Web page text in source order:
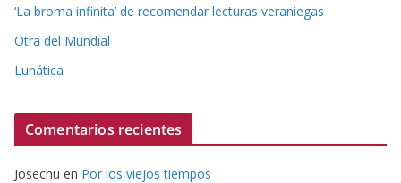
‘La broma infinita’ de recomendar lecturas veraniegas
Otra del Mundial
Lunática
Comentarios recientes
Josechu en Por los viejos tiempos